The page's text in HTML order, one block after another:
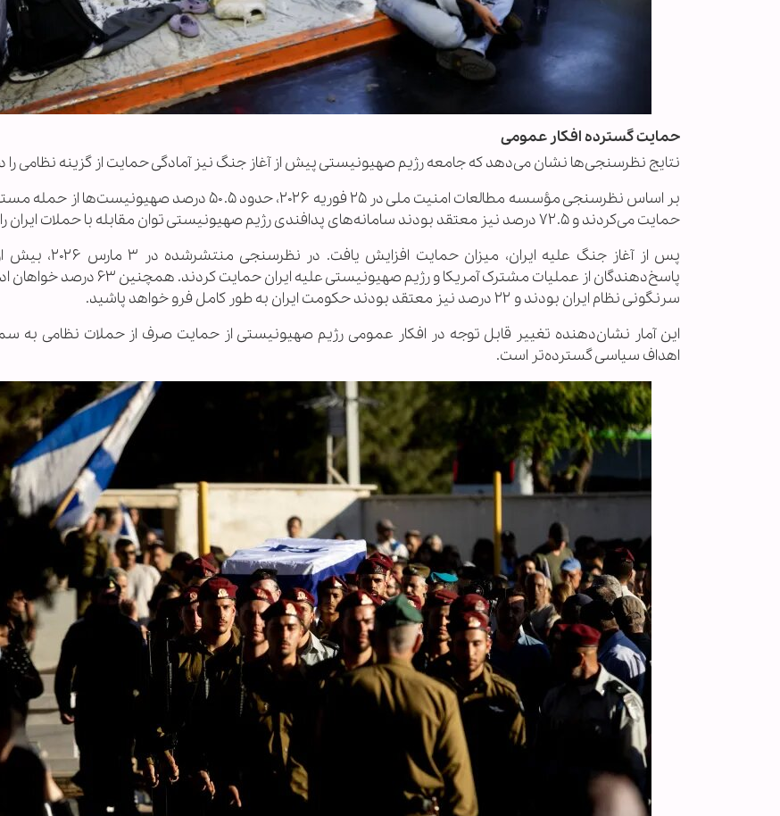
حمایت گسترده افکار عمومی
نتایج نظرسنجی‌ها نشان می‌دهد که جامعه رژیم صهیونیستی پیش از آغاز جنگ نیز آمادگی حمایت از گزینه نظامی
بر اساس نظرسنجی مؤسسه مطالعات امنیت ملی در ۲۵ فوریه ۲۰۲۶، حدود ۵۰.۵ درصد
حمایت می‌کردند و ۷۲.۵ درصد نیز معتقد بودند سامانه‌های پدافندی رژیم صهیونیستی توان مقابله با حملات ایران را دارند.
پاسخ‌دهندگان از عملیات مشترک آمریکا و رژیم صهیونیستی علیه
سرنگونی نظام ایران بودند و ۲۲ درصد نیز معتقد بودند حکومت ایران به طور کامل فرو خواهد پاشید.
این آمار نشان‌دهنده تغییر قابل توجه در افکار عمومی رژیم صهیونیستی از حمایت صرف از حملات نظامی به
اهداف سیاسی گسترده‌تر است.